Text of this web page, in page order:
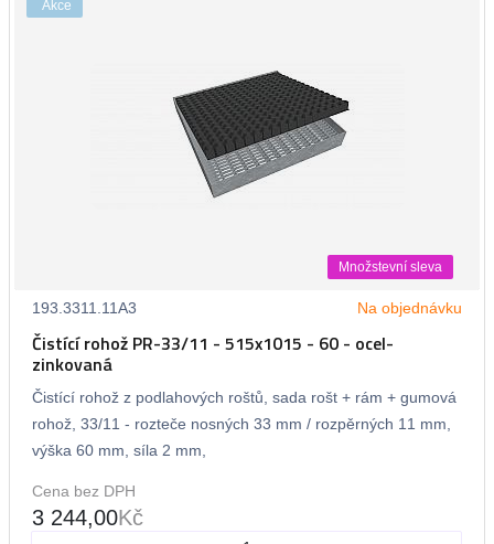
Akce
Množstevní sleva
193.3311.11A3 Na objednávku
Čistící rohož PR-33/11 - 515x1015 - 60 - ocel-
zinkovaná
Čistící rohož z podlahových roštů, sada rošt + rám + gumová
rohož, 33/11 - rozteče nosných 33 mm / rozpěrných 11 mm,
výška 60 mm, síla 2 mm,
Cena bez DPH
3 244,00Kč